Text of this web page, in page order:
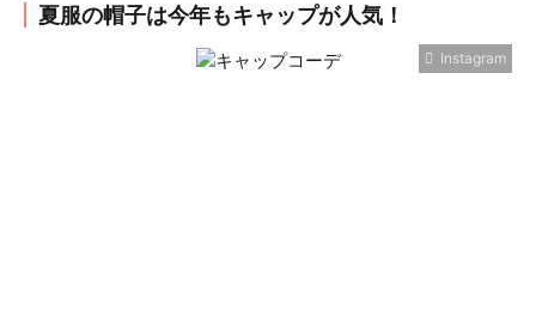
夏服の帽子は今年もキャップが人気！
Instagram